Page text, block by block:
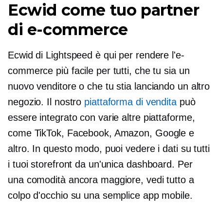
Ecwid come tuo partner
di e-commerce
Ecwid di Lightspeed è qui per rendere l'e-
commerce più facile per tutti, che tu sia un
nuovo venditore o che tu stia lanciando un altro
negozio. Il nostro piattaforma di venditapuò
essere integrato con varie altre piattaforme,
come TikTok, Facebook, Amazon, Google e
altro. In questo modo, puoi vedere i dati su tutti
i tuoi storefront da un'unica dashboard. Per
una comodità ancora maggiore, vedi tutto a
colpo d'occhio su una semplice app mobile.